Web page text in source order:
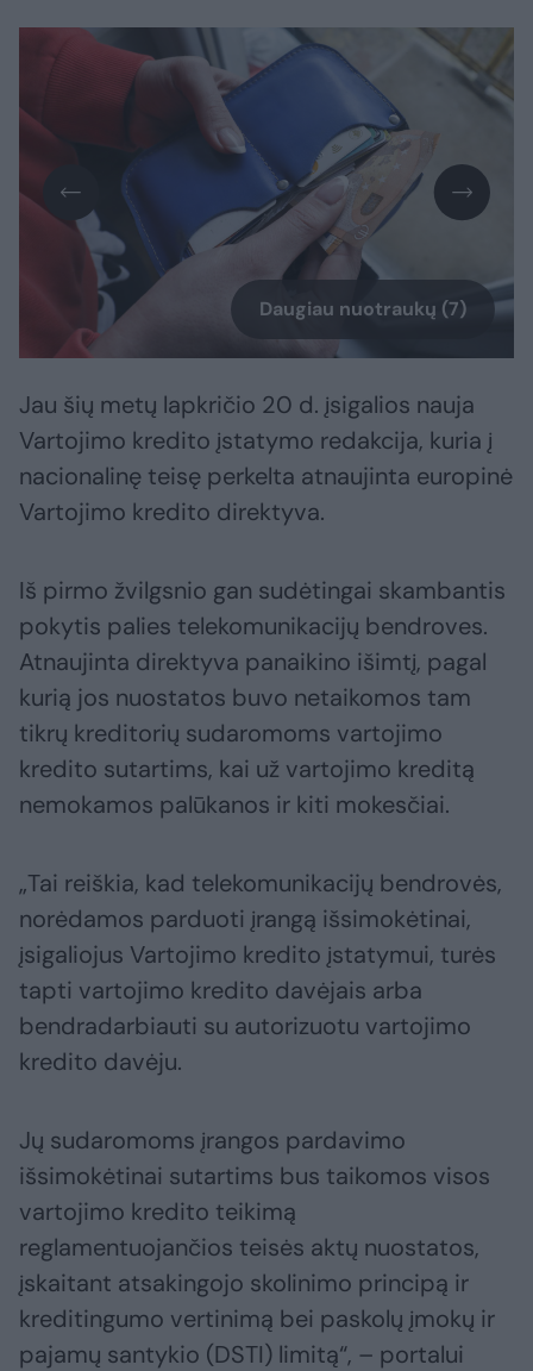
Daugiau nuotraukų (7)
Jau šių metų lapkričio 20 d. įsigalios nauja
Vartojimo kredito įstatymo redakcija, kuria į
nacionalinę teisę perkelta atnaujinta europinė
Vartojimo kredito direktyva.
Iš pirmo žvilgsnio gan sudėtingai skambantis
pokytis palies telekomunikacijų bendroves.
Atnaujinta direktyva panaikino išimtį, pagal
kurią jos nuostatos buvo netaikomos tam
tikrų kreditorių sudaromoms vartojimo
kredito sutartims, kai už vartojimo kreditą
nemokamos palūkanos ir kiti mokesčiai.
„Tai reiškia, kad telekomunikacijų bendrovės,
norėdamos parduoti įrangą išsimokėtinai,
įsigaliojus Vartojimo kredito įstatymui, turės
tapti vartojimo kredito davėjais arba
bendradarbiauti su autorizuotu vartojimo
kredito davėju.
Jų sudaromoms įrangos pardavimo
išsimokėtinai sutartims bus taikomos visos
vartojimo kredito teikimą
reglamentuojančios teisės aktų nuostatos,
įskaitant atsakingojo skolinimo principą ir
kreditingumo vertinimą bei paskolų įmokų ir
pajamų santykio (DSTI) limitą“, – portalui